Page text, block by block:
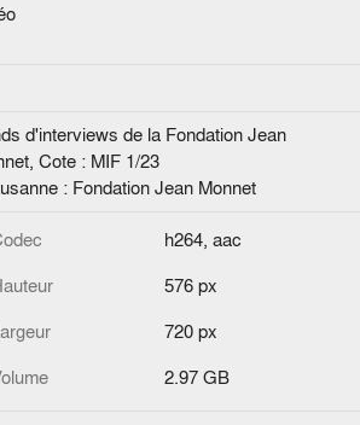
d'interviews de la Fondation Jean
Cote : MIF 1/23
: Fondation Jean Monnet
h264, aac
576 px
720 px
2.97 GB